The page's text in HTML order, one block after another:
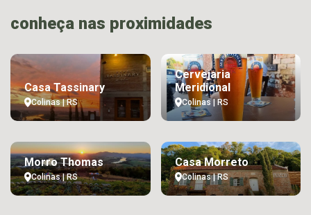
conheça nas proximidades
Casa Tassinary
Colinas | RS
Cervejaria
Meridional
Colinas | RS
Morro Thomas
Colinas | RS
Casa Morreto
Colinas | RS